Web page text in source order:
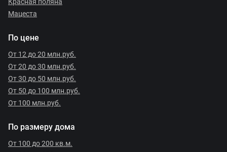
Мацеста
По цене
От 12 до 20 млн.руб.
От 20 до 30 млн.руб.
От 30 до 50 млн.руб.
От 50 до 100 млн.руб.
От 100 млн.руб.
По размеру дома
От 100 до 200 кв.м.